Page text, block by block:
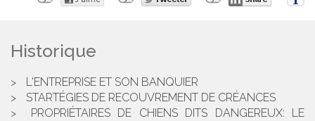
Historique
L'ENTREPRISE ET SON BANQUIER
STARTÉGIES DE RECOUVREMENT DE CRÉANCES
PROPRIÉTAIRES DE CHIENS DITS DANGEREUX: LE